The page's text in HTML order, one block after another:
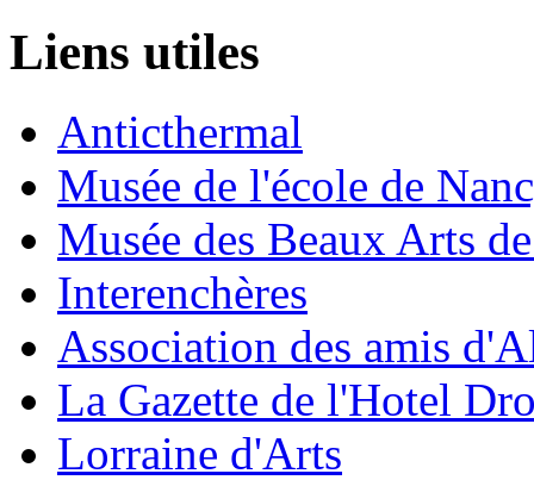
Liens utiles
Anticthermal
Musée de l'école de
Musée des Beaux Arts
Interenchères
Association des amis
La Gazette de l'Hotel
Lorraine d'Arts